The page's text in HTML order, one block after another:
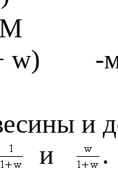
w) -
и
и .